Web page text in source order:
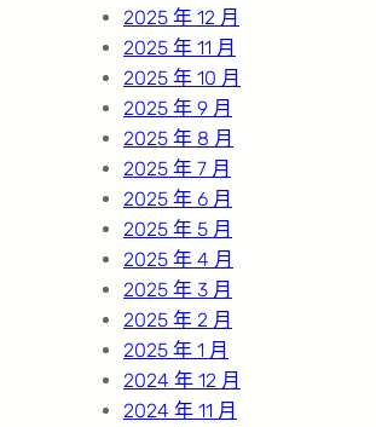
2025 年 12 月
2025 年 11 月
2025 年 10 月
2025 年 9 月
2025 年 8 月
2025 年 7 月
2025 年 6 月
2025 年 5 月
2025 年 4 月
2025 年 3 月
2025 年 2 月
2025 年 1 月
2024 年 12 月
2024 年 11 月